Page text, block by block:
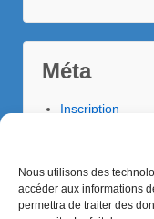
Nous utilisons des
accéder aux informations
permettra de traiter des
Méta
Inscription
Flux des
Site de